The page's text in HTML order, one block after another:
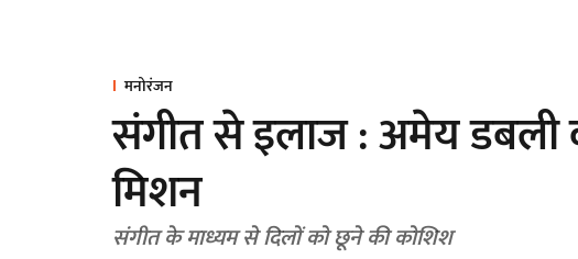
मनोरंजन
संगीत से इलाज : अमेय डबली
मिशन
संगीत के माध्यम से दिलों को छूने की कोशिश